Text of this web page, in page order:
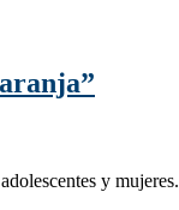
y mujeres.